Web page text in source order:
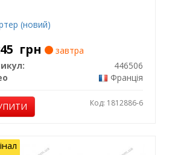
(новий)
грн
завтра
446506
Франція
Код: 1812886-6